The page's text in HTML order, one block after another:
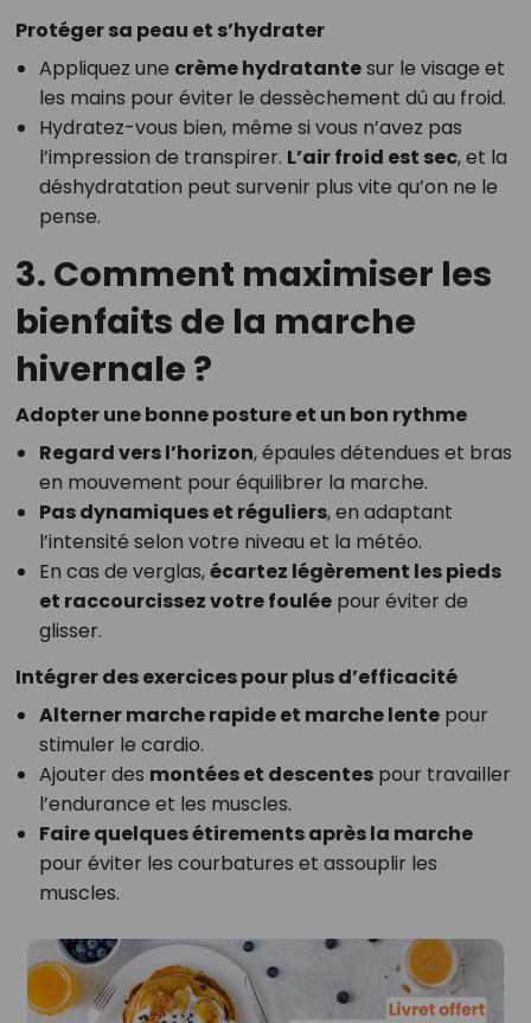
Protéger sa peau et s’hydrater
Appliquez une crème hydratantesur le visage et
les mains pour éviter le dessèchement dû au froid.
Hydratez-vous bien, même si vous n’avez pas
l’impression de transpirer. L’air froid est sec, et la
déshydratation peut survenir plus vite qu’on ne le
pense.
3. Comment maximiser les
bienfaits de la marche
hivernale ?
Adopter une bonne posture et un bon rythme
Regard vers l’horizon, épaules détendues et bras
en mouvement pour équilibrer la marche.
Pas dynamiques et réguliers, en adaptant
l’intensité selon votre niveau et la météo.
En cas de verglas,écartez légèrement les pieds
et raccourcissez votre fouléepour éviter de
glisser.
Intégrer des exercices pour plus d’efficacité
Alterner marche rapide et marche lentepour
stimuler le cardio.
Ajouter des montées et descentespour travailler
l’endurance et les muscles.
Faire quelques étirements après la marche
pour éviter les courbatures et assouplir les
muscles.